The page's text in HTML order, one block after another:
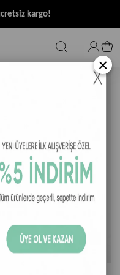
kargo!
×